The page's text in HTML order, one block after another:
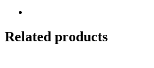
Related products